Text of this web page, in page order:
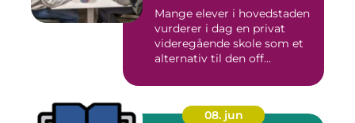
Mange elever i hovedstaden
vurderer i dag en privat
videregående skole som et
alternativ til den off...
08. jun